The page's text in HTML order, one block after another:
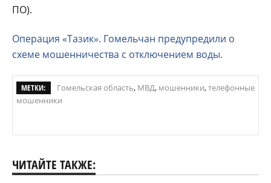
ПО).
Операция «Тазик». Гомельчан предупредили о
схеме мошенничества с отключением воды.
МЕТКИ: Гомельская область, МВД, мошенники,телефонные
мошенники
ЧИТАЙТЕ ТАКЖЕ: